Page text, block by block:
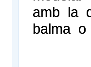
amb la
balma